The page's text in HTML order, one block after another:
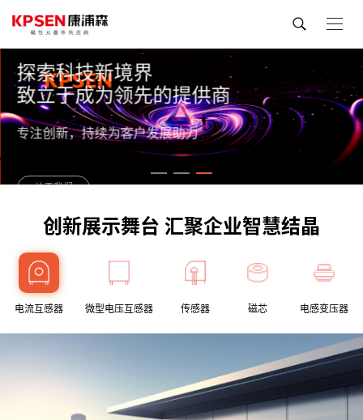
探索科技新境界
致立于成为领先的提供商
专注创新，持续为客户发展助力
创新展示舞台 汇聚企业智慧结晶
电流互感器 微型电压互感器 传感器 磁芯 电感变压器